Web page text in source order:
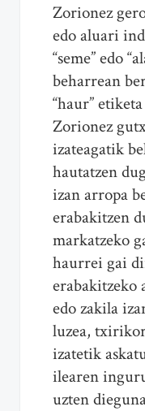
Zorionez
edo aluari
“seme” edo
beharrean
“haur”
Zorionez
izateagatik
hautatzen
izan arropa
erabakitzen
markatzeko
haurrei gai
erabakitzeko
edo zakila
luzea,
izatetik
ilearen
uzten